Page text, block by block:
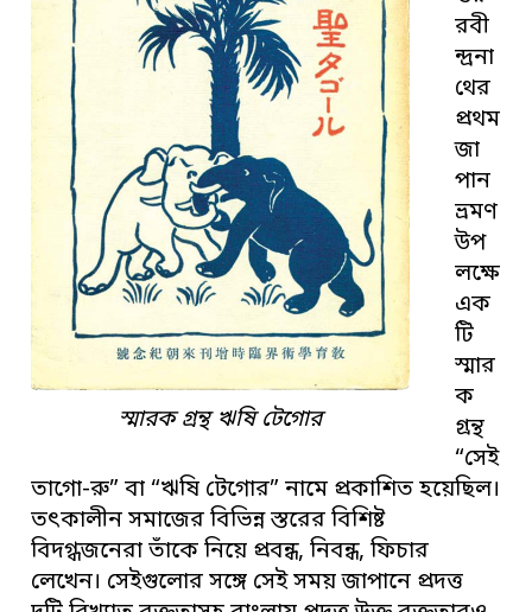
স্মারক গ্রন্থ ঋষি টেগোর
রবী
ন্দ্রনা
থের
প্রথম
জা
পান
ভ্রমণ
উপ
লক্ষে
এক
টি
স্মার
ক
গ্রন্থ
“সেই
তাগো-রু” বা “ঋষি টেগোর” নামে প্রকাশিত হয়েছিল।
তৎকালীন সমাজের বিভিন্ন স্তরের বিশিষ্ট
বিদগ্ধজনেরা তাঁকে নিয়ে প্রবন্ধ, নিবন্ধ, ফিচার
লেখেন। সেইগুলোর সঙ্গে সেই সময় জাপানে প্রদত্ত